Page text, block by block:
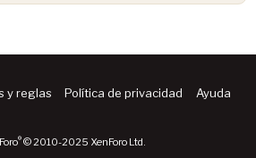
y reglas Política de privacidad
Ayuda
® © 2010-2025 XenForo Ltd.